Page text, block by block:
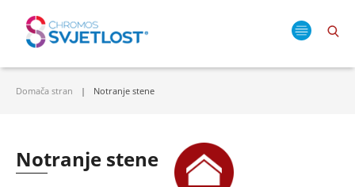
Domača stran Notranje stene
Notranje stene